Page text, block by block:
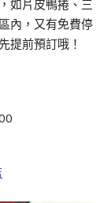
如片皮鴨捲、三
內，又有免費停
提前預訂哦！